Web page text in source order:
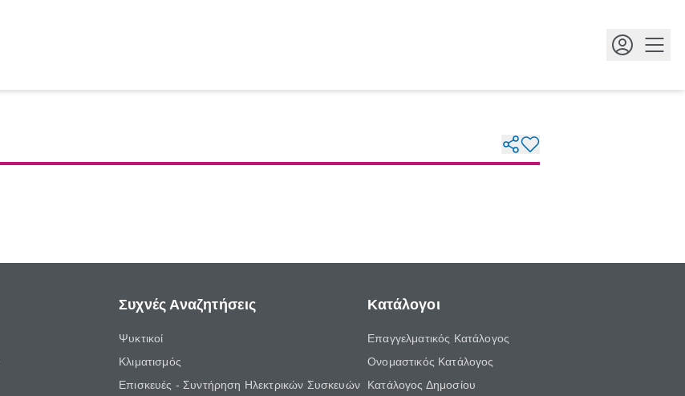
Συχνές Αναζητήσεις
Ψυκτικοί
Κλιματισμός
Επισκευές - Συντήρηση Ηλεκτρικών Συσκευών
Κατάλογοι
Επαγγελματικός Κατάλογος
Ονομαστικός Κατάλογος
Κατάλογος Δημοσίου